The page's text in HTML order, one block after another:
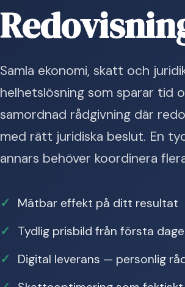
Samla ekonomi, skatt och
helhetslösning som sparar tid
samordnad rådgivning där
med rätt juridiska beslut. En
annars behöver koordinera
Mätbar effekt på ditt resultat
Tydlig prisbild från första
Digital leverans — personlig